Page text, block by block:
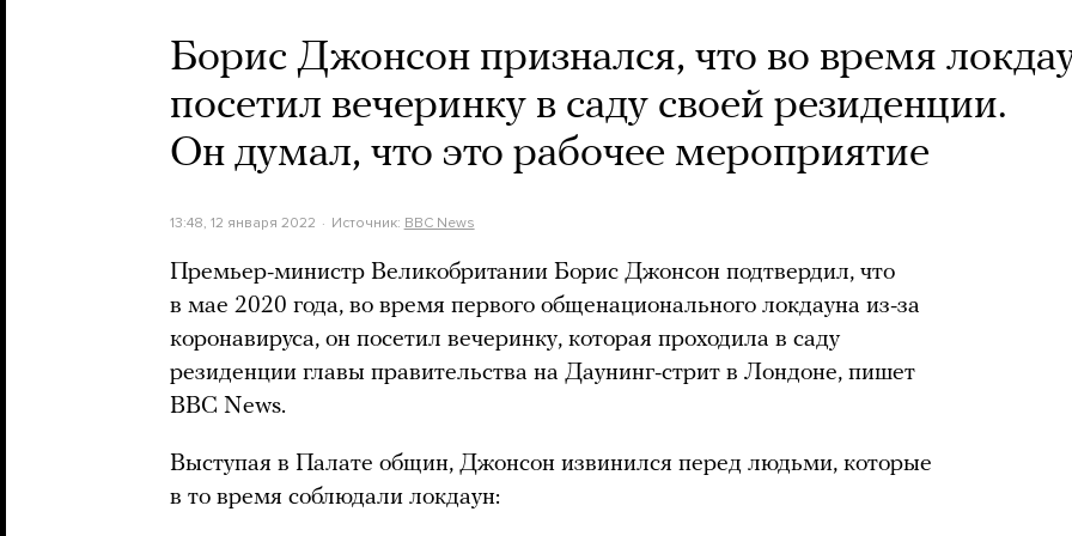
Борис Джонсон признался, что во время
посетил вечеринку в саду своей резиденции.
Он думал, что это рабочее мероприятие
13:48, 12 января 2022 Источник: BBC News
Премьер-министр Великобритании Борис Джонсон подтвердил, что
в мае 2020 года, во время первого общенационального локдауна из-за
коронавируса, он посетил вечеринку, которая проходила в саду
резиденции главы правительства на Даунинг-стрит в Лондоне, пишет
BBC News.
Выступая в Палате общин, Джонсон извинился перед людьми, которые
в то время соблюдали локдаун: